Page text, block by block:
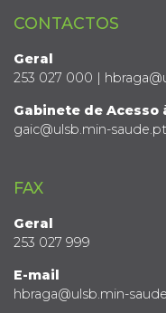
CONTACTOS
Geral
253 027 000 |
Gabinete de Acesso
gaic@ulsb.min-saude.pt
FAX
Geral
253 027 999
E-mail
hbraga@ulsb.min-